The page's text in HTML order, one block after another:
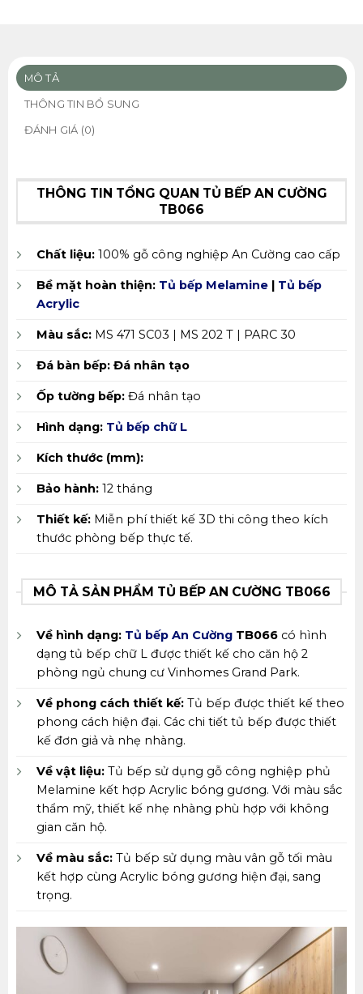
MÔ TẢ
THÔNG TIN BỔ SUNG
ĐÁNH GIÁ (0)
THÔNG TIN TỔNG QUAN TỦ BẾP AN CƯỜNG
TB066
Chất liệu:100% gỗ công nghiệp An Cường cao cấp
Bề mặt hoàn thiện: Tủ bếp Melamine| Tủ bếp
Acrylic
Màu sắc:MS 471 SC03 | MS 202 T | PARC 30
Đá bàn bếp: Đá nhân tạo
Ốp tường bếp: Đá nhân tạo
Hình dạng: Tủ bếp chữ L
Kích thước (mm):
Bảo hành:12 tháng
Thiết kế:Miễn phí thiết kế 3D thi công theo kích
thước phòng bếp thực tế.
MÔ TẢ SẢN PHẨM TỦ BẾP AN CƯỜNG TB066
Về hình dạng: Tủ bếp An CườngTB066có hình
dạng tủ bếp chữ L được thiết kế cho căn hộ 2
phòng ngủ chung cư Vinhomes Grand Park.
Về phong cách thiết kế:Tủ bếp được thiết kế theo
phong cách hiện đại. Các chi tiết tủ bếp được thiết
kế đơn giả và nhẹ nhàng.
Về vật liệu:Tủ bếp sử dụng gỗ công nghiệp phủ
Melamine kết hợp Acrylic bóng gương. Với màu sắc
thẩm mỹ, thiết kế nhẹ nhàng phù hợp với không
gian căn hộ.
Về màu sắc:Tủ bếp sử dụng màu vân gỗ tối màu
kết hợp cùng Acrylic bóng gương hiện đại, sang
trọng.